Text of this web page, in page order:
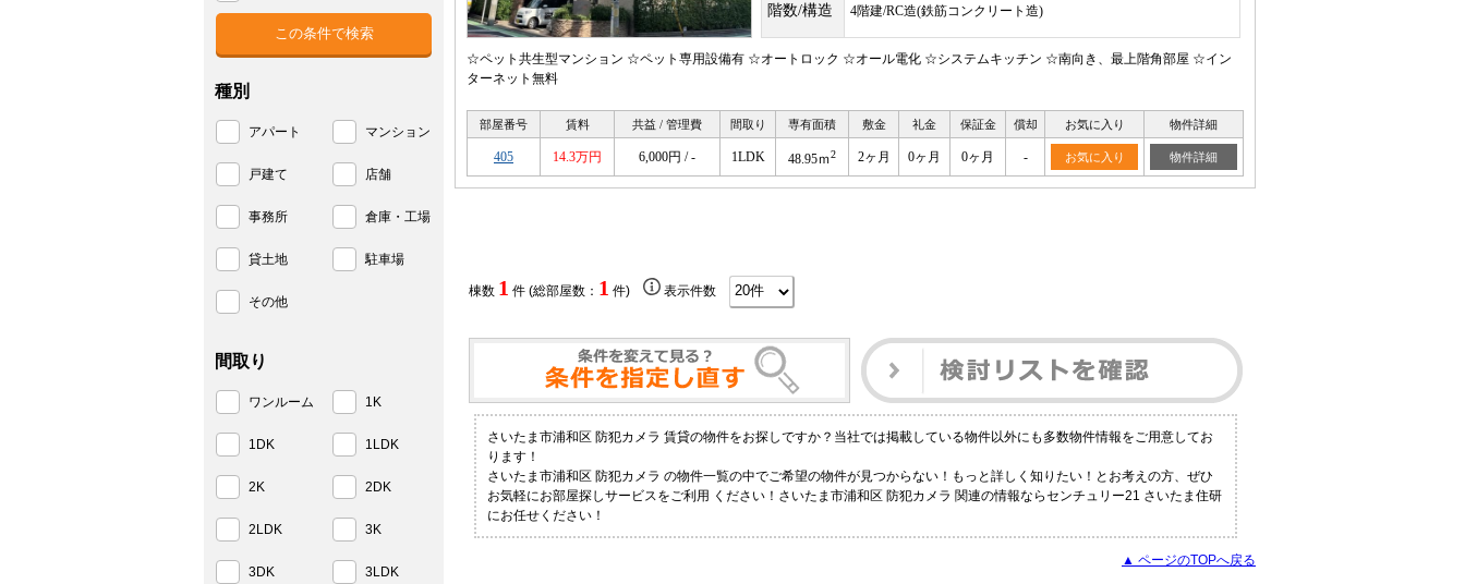
階数/構造 4階建/RC造(鉄筋コンクリート造)
☆ペット共生型マンション ☆ペット専用設備有 ☆オートロック ☆オール電化 ☆システムキッチン ☆南向き、最上階角部屋 ☆イン
ターネット無料
部屋番号 賃料 共益 / 管理費 間取り 専有面積 敷金 礼金 保証金 償却 お気に入り 物件詳細
405 14.3万円 6,000円 / - 1LDK 48.95ｍ2 2ヶ月 0ヶ月 0ヶ月 - お気に入り 物件詳細
棟数 1 件 (総部屋数： 1 件) 表示件数
さいたま市浦和区 防犯カメラ 賃貸の物件をお探しですか？当社では掲載している物件以外にも多数物件情報をご用意してお
ります！
さいたま市浦和区 防犯カメラ の物件一覧の中でご希望の物件が見つからない！もっと詳しく知りたい！とお考えの方、ぜひ
お気軽にお部屋探しサービスをご利用 ください！さいたま市浦和区 防犯カメラ 関連の情報ならセンチュリー21 さいたま住研
にお任せください！
▲ ページのTOPへ戻る
種別
アパート マンション
戸建て 店舗
事務所 倉庫・工場
貸土地 駐車場
その他
間取り
ワンルーム 1K
1DK 1LDK
2K 2DK
2LDK 3K
3DK 3LDK